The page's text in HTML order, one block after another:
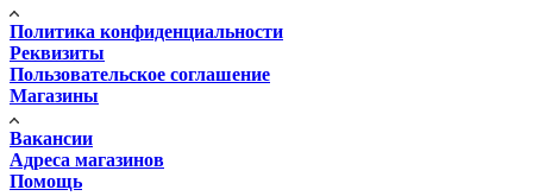
Политика конфиденциальности
Реквизиты
Пользовательское соглашение
Магазины
Вакансии
Адреса магазинов
Помощь